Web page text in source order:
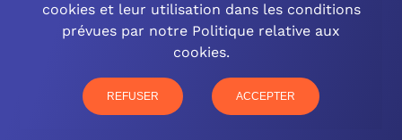
OCINEO GRAND EST
77 rue Paul Douce – 51480 Damery
cookies et leur utilisation dans les conditions
prévues par notre Politique relative aux
cookies.
REFUSER ACCEPTER